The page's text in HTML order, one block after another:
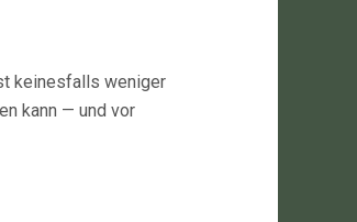
keinesfalls weniger
kann — und vor